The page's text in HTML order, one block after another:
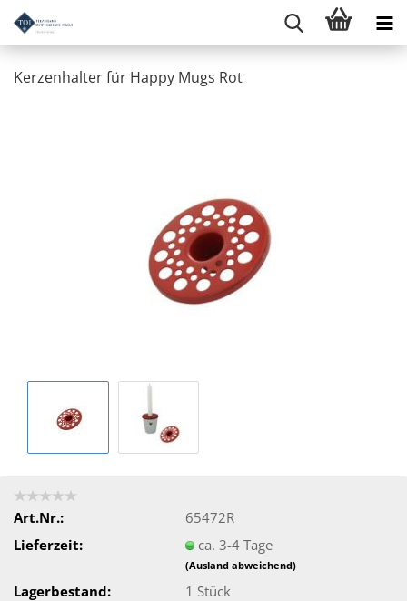
Kerzenhalter für Happy Mugs Rot
Art.Nr.:
65472R
Lieferzeit:
ca. 3-4 Tage
(Ausland abweichend)
Lagerbestand: 1 Stück